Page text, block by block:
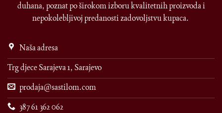
duhana, poznat po širokom izboru kvalitetnih proizvoda i
nepokolebljivoj predanosti zadovoljstvu kupaca.
Naša adresa
Trg djece Sarajeva 1, Sarajevo
prodaja@sastilom.com
387 61 362 062